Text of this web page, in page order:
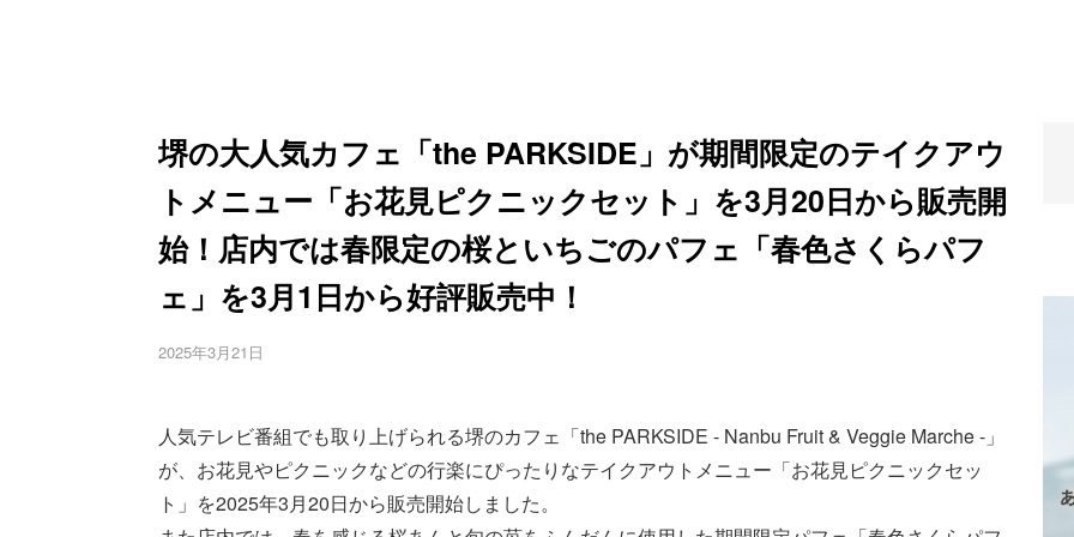
堺の大人気カフェ「the PARKSIDE」が期間限定のテイクアウ
トメニュー「お花見ピクニックセット」を3月20日から販売開
始！店内では春限定の桜といちごのパフェ「春色さくらパフ
ェ」を3月1日から好評販売中！
2025年3月21日
人気テレビ番組でも取り上げられる堺のカフェ「the PARKSIDE - Nanbu Fruit & Veggie Marche -」
が、お花見やピクニックなどの行楽にぴったりなテイクアウトメニュー「お花見ピクニックセッ
ト」を2025年3月20日から販売開始しました。